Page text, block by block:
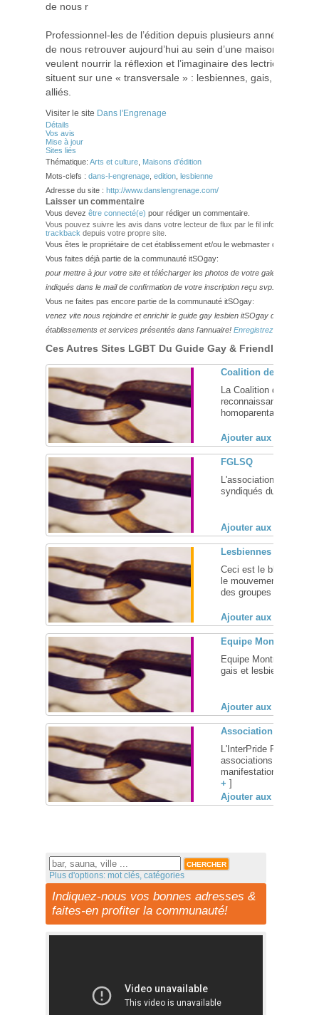
de nous r
Professionnel-les de l’édition depuis plusieurs années,
de nous retrouver aujourd’hui au sein d’une maison qui
veulent nourrir la réflexion et l’imaginaire des lectrice-eurs
situent sur une « transversale » : lesbiennes, gais,
alliés.
Visiter le site Dans l'Engrenage
Détails
Vos avis
Mise à jour
Sites liés
Thématique: Arts et culture Maisons d'édition
Mots-clefs : dans-l-engrenage edition lesbienne
Adresse du site : http://www.danslengrenage.com/
Laisser un commentaire
Vous devez être connecté(e) pour rédiger un commentaire.
Vous pouvez suivre les avis dans votre lecteur de flux par le fil info
trackback depuis votre propre site.
Vous êtes le propriétaire de cet établissement et/ou le webmaster de ce site?
Vous faites déjà partie de la communauté itSOgay:
pour mettre à jour votre site et télécharger les photos de votre galerie,
indiqués dans le mail de confirmation de votre inscription reçu svp.
Vous ne faites pas encore partie de la communauté itSOgay:
venez vite nous rejoindre et enrichir le guide gay lesbien itSOgay de vos
établissements et services présentés dans l'annuaire! Enregistrez-vous ici!
Ces Autres Sites LGBT Du Guide Gay & Friendly
Coalition des
La Coalition des
reconnaissance légale
homoparentales. ... [
Ajouter aux favoris
FGLSQ
L'association FGLSQ
syndiqués du Québec)
Ajouter aux favoris
Lesbiennes
Ceci est le blog des
le mouvement lesbien
des groupes des
Ajouter aux favoris
Equipe Montréal
Equipe Montréal a été
gais et lesbiennes qui
Ajouter aux favoris
Association
L'InterPride France
associations
manifestations de
+ ]
Ajouter aux favoris
Plus d'options: mot clés, catégories
Indiquez-nous vos bonnes adresses &
faites-en profiter la communauté!